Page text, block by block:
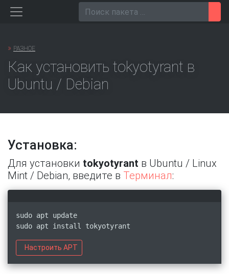
Перейти
» РАЗНОЕ
Как установить tokyotyrant в
Ubuntu / Debian
Установка:
Для установки tokyotyrant в Ubuntu / Linux
Mint / Debian, введите в Терминал:
sudo apt update
sudo apt install tokyotyrant
Настроить APT